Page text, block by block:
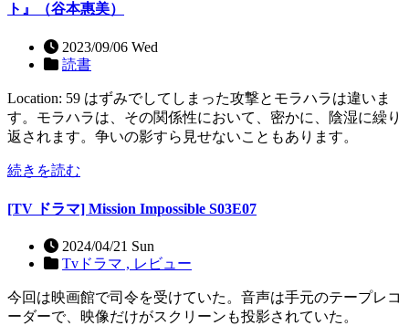
ト』（谷本惠美）
2023/09/06 Wed
読書
Location: 59 はずみでしてしまった攻撃とモラハラは違いま
す。モラハラは、その関係性において、密かに、陰湿に繰り
返されます。争いの影すら見せないこともあります。
続きを読む
[TV ドラマ] Mission Impossible S03E07
2024/04/21 Sun
Tvドラマ , レビュー
今回は映画館で司令を受けていた。音声は手元のテープレコ
ーダーで、映像だけがスクリーンも投影されていた。